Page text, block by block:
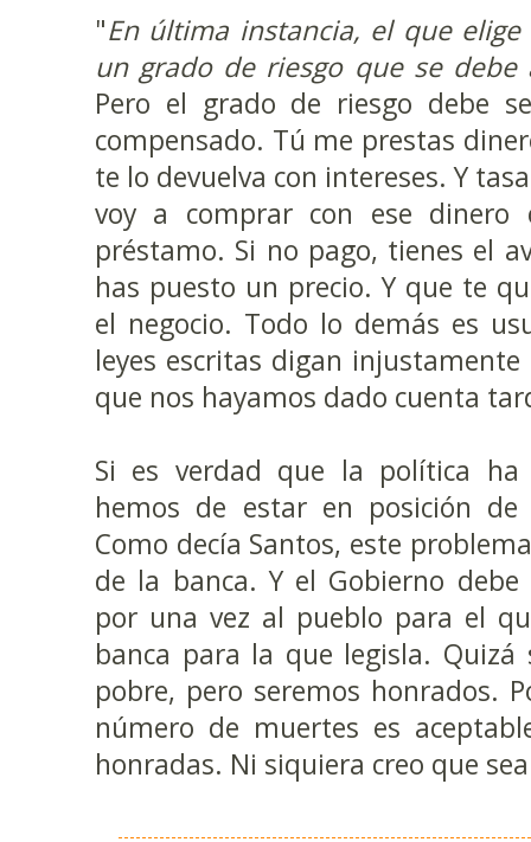
"En última instancia, el que
un grado de riesgo que se debe
Pero el grado de riesgo debe
compensado. Tú me prestas
te lo devuelva con intereses. Y
voy a comprar con ese dinero
préstamo. Si no pago, tienes el
has puesto un precio. Y que te
el negocio. Todo lo demás es
leyes escritas digan
que nos hayamos dado cuenta
Si es verdad que la política
hemos de estar en posición
Como decía Santos, este
de la banca. Y el Gobierno debe
por una vez al pueblo para el
banca para la que legisla.
pobre, pero seremos honrados.
número de muertes es
honradas. Ni siquiera creo que